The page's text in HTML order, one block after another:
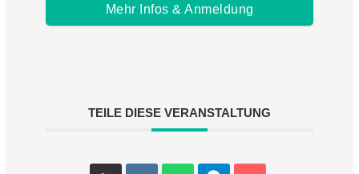
Mehr Infos & Anmeldung
TEILE DIESE VERANSTALTUNG